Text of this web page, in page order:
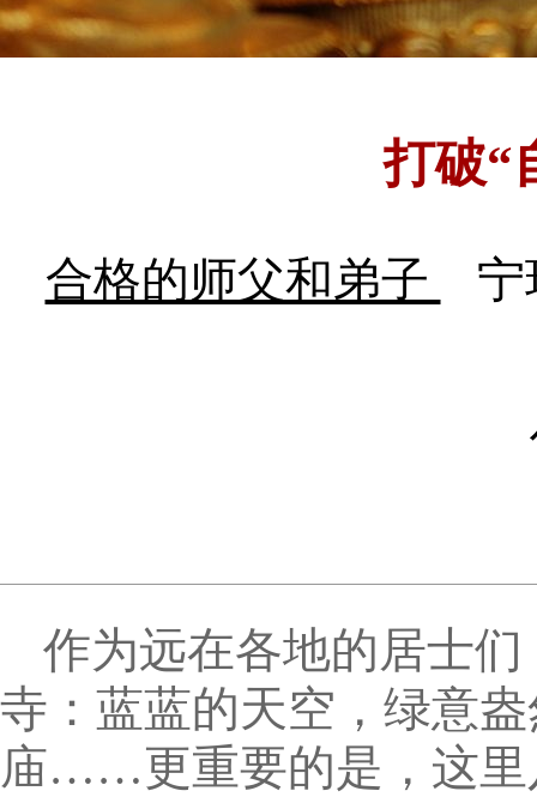
打破“
合格的师父和弟子 宁
作为远在各地的居士
寺：蓝蓝的天空，绿意
庙……更重要的是，这里